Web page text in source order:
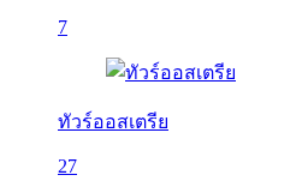
7
ทัวร์ออสเตรีย
27